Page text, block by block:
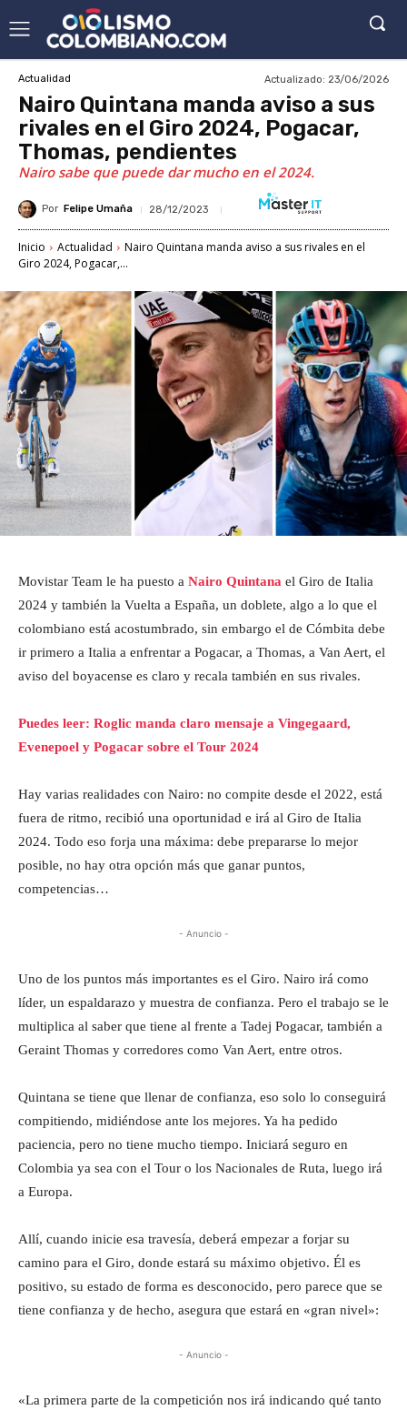
Actualidad Actualizado: 23/06/2026
Nairo Quintana manda aviso a sus
rivales en el Giro 2024, Pogacar,
Thomas, pendientes
Nairo sabe que puede dar mucho en el 2024.
Por Felipe Umaña 28/12/2023
Inicio Actualidad
Nairo Quintana manda aviso a sus rivales en el
Giro 2024, Pogacar,...
Movistar Team le ha puesto a Nairo Quintana el Giro de Italia
2024 y también la Vuelta a España, un doblete, algo a lo que el
colombiano está acostumbrado, sin embargo el de Cómbita debe
ir primero a Italia a enfrentar a Pogacar, a Thomas, a Van Aert, el
aviso del boyacense es claro y recala también en sus rivales.
Puedes leer: Roglic manda claro mensaje a Vingegaard,
Evenepoel y Pogacar sobre el Tour 2024
Hay varias realidades con Nairo: no compite desde el 2022, está
fuera de ritmo, recibió una oportunidad e irá al Giro de Italia
2024. Todo eso forja una máxima: debe prepararse lo mejor
posible, no hay otra opción más que ganar puntos,
competencias…
- Anuncio -
Uno de los puntos más importantes es el Giro. Nairo irá como
líder, un espaldarazo y muestra de confianza. Pero el trabajo se le
multiplica al saber que tiene al frente a Tadej Pogacar, también a
Geraint Thomas y corredores como Van Aert, entre otros.
Quintana se tiene que llenar de confianza, eso solo lo conseguirá
compitiendo, midiéndose ante los mejores. Ya ha pedido
paciencia, pero no tiene mucho tiempo. Iniciará seguro en
Colombia ya sea con el Tour o los Nacionales de Ruta, luego irá
a Europa.
Allí, cuando inicie esa travesía, deberá empezar a forjar su
camino para el Giro, donde estará su máximo objetivo. Él es
positivo, su estado de forma es desconocido, pero parece que se
tiene confianza y de hecho, asegura que estará en «gran nivel»:
- Anuncio -
«La primera parte de la competición nos irá indicando qué tanto